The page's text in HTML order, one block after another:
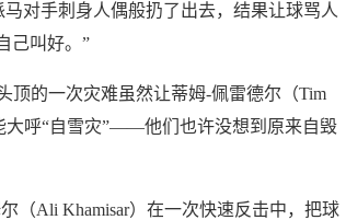
对手刺身人偶般扔了出去，结果让球骂人
己叫好。”
顶的一次灾难虽然让蒂姆-佩雷德尔（Tim
大呼“自雪灾”——他们也许没想到原来自毁
（Ali Khamisar）在一次快速反击中，把球